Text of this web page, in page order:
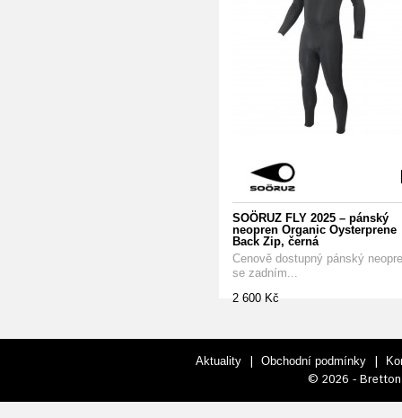
SOÖRUZ FLY 2025 – pánský
neopren Organic Oysterprene
Back Zip, černá
Cenově dostupný pánský
se zadním...
2 600 Kč
Aktuality | Obchodní podmínky |
© 2026 - Bretton